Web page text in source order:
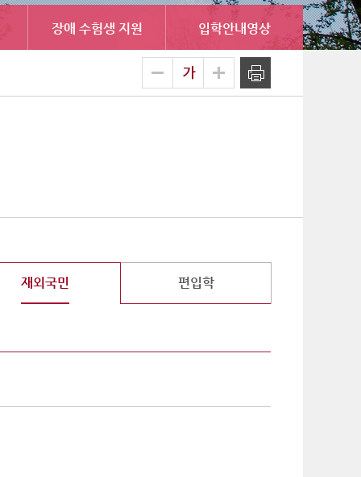
장애 수험생 지원 입학안내영상
축소 확대 출력
재외국민 편입학